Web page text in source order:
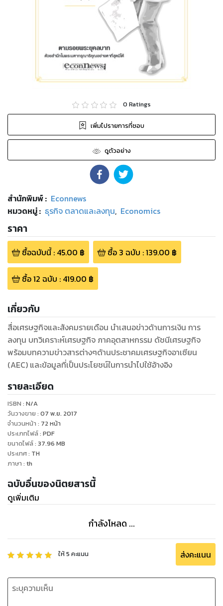
0 Ratings
เพิ่มไปรายการที่ชอบ
ดูตัวอย่าง
สำนักพิมพ์: Econnews
หมวดหมู่: ธุรกิจ ตลาดและลงทุน, Economics
ราคา
ซื้อฉบับนี้: 45.00 ฿ ซื้อ 3 ฉบับ :139.00 ฿
ซื้อ12 ฉบับ : 419.00 ฿
เกี่ยวกับ
สื่อเศรษฐกิจและสังคมรายเดือน นำเสนอข่าวด้านการเงิน การ
ลงทุน บทวิเคราะห์เศรษฐกิจ ภาคอุตสาหกรรม ดัชนีเศรษฐกิจ
พร้อมบทความข่าวสารต่างๆด้านประชาคมเศรษฐกิจอาเซียน
(AEC) และข้อมูลที่เป็นประโยชน์ในการนำไปใช้อ้างอิง
รายละเอียด
ISBN : N/A
วันวางขาย : 07 พ.ย. 2017
จำนวนหน้า : 72 หน้า
ประเภทไฟล์: PDF
ขนาดไฟล์: 37.96 MB
ประเทศ: TH
ภาษา : th
ฉบับอื่นของนิตยสารนี้
ดูเพิ่มเติม
กำลังโหลด ...
ให้5 คะแนน ส่งคะแนน